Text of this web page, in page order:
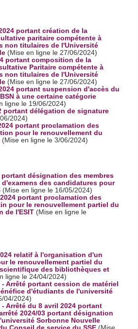
portant création de la
paritaire compétente à
non titulaires de l'Université
(Mise en ligne le 27/06/2024)
portant composition de la
Paritaire compétente à
non titulaires de l'Université
(Mise en ligne le 27/06/2024)
portant suspension d'accès du
à une certaine catégorie
ligne le 19/06/2024)
portant délégation de signature
2024)
portant proclamation des
pour le renouvellement du
(Mise en ligne le 3/06/2024)
portant désignation des membres
des candidatures pour
(Mise en ligne le 16/05/2024)
portant proclamation des
pour le renouvellement partiel du
de l'ESIT (Mise en ligne le
relatif à l'organisation d'un
le renouvellement partiel du
des bibliothèques et
ligne le 24/04/2024)
- Arrêté portant cession de matériel
d'étudiants de l'université
04/2024)
- Arrêté du 8 avril 2024 portant
2024/03 portant désignation
Sorbonne Nouvelle